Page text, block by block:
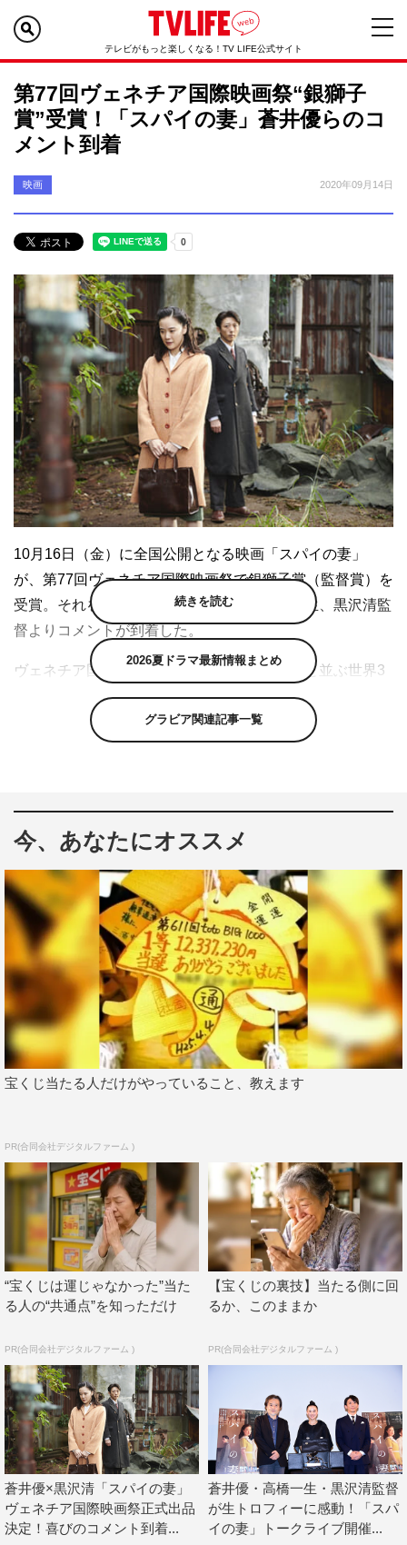
テレビがもっと楽しくなる！TV LIFE公式サイト
第77回ヴェネチア国際映画祭“銀獅子
賞”受賞！「スパイの妻」蒼井優らのコ
メント到着
映画 2020年09月14日
10月16日（金）に全国公開となる映画「スパイの妻」
が、第77回ヴェネチア国際映画祭で銀獅子賞（監督賞）を
受賞。それを受けて、出演の蒼井優と高橋一生、黒沢清監
督よりコメントが到着した。
ヴェネチア国際映画祭は、カンヌ・ベルリンと並ぶ世界3
大映画祭のひとつであり、世界最古と呼ばれる歴史深い映
画祭だ。そのメインであるコンペティション部門に、唯一
の日本映画として選出された本作。
となり、世界の黒沢ファンが駆けつけ、監督・キャスト不
在にもかかわらず、上映後はあたたかな拍手の音が響いた
上映後の評価も上々で「近年の黒沢作品の最高傑作！」
（Indiewire）、「純粋に楽しむことができ、国際的にも受
け入れられるエンタテインメント」（Variety）、「黒沢監
督はこの作品で、新たな野心的出発を遂げる」
（Screendaily）といったメディアからの賛辞が並んだ。
ヴェネチア国際映画祭の最優秀監督賞にあたる銀獅子賞の
市」以来、17年ぶりの快挙。溝口健二監督が「雨月物語」
「山椒大夫」で2度、黒澤明監督が「七人の侍」、熊井啓
監督が「千利休 本覺坊遺文」で受賞に続き、日本では5人
目の受賞者となった。
審査員のひとりであるクリスティアン・ペッツォルト監督
は「大好きな作品です。オペラ的なリズムと画作りで政治
ドラマを描く。このような作品には久しく出会っていませ
続きを読む
2026夏ドラマ最新情報まとめ
グラビア関連記事一覧
今、あなたにオススメ
宝くじ当たる人だけがやっていること、教えます
PR(合同会社デジタルファーム )
“宝くじは運じゃなかった”当た
る人の“共通点”を知っただけ
PR(合同会社デジタルファーム )
【宝くじの裏技】当たる側に回
るか、このままか
PR(合同会社デジタルファーム )
蒼井優×黒沢清「スパイの妻」
ヴェネチア国際映画祭正式出品
決定！喜びのコメント到着...
蒼井優・高橋一生・黒沢清監督
が生トロフィーに感動！「スパ
イの妻」トークライブ開催...